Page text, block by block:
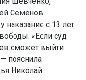
Семенов
наказание с 13 лет
«Если суд
сможет выйти
пояснила
Николай